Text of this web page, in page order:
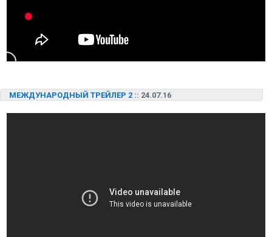
МЕЖДУНАРОДНЫЙ ТРЕЙЛЕР 2 :: 24.07.16